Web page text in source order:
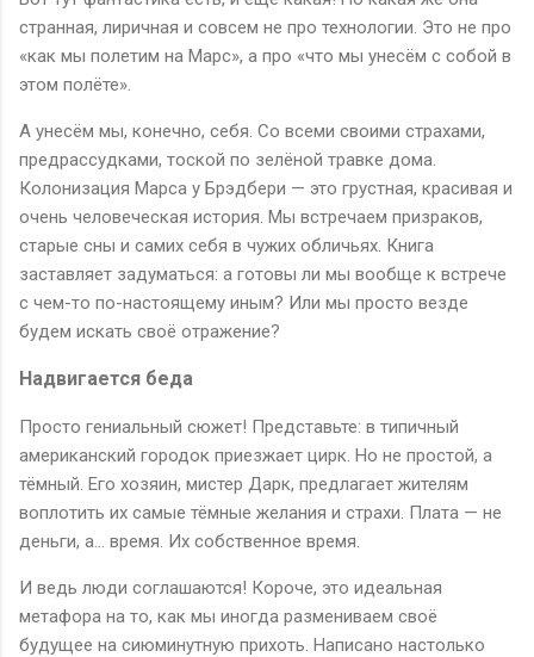
странная, лиричная и совсем не про технологии. Это не про
«как мы полетим на Марс», а про «что мы унесём с собой в
этом полёте».
А унесём мы, конечно, себя. Со всеми своими страхами,
предрассудками, тоской по зелёной травке дома.
Колонизация Марса у Брэдбери — это грустная, красивая и
очень человеческая история. Мы встречаем призраков,
старые сны и самих себя в чужих обличьях. Книга
заставляет задуматься: а готовы ли мы вообще к встрече
с чем-то по-настоящему иным? Или мы просто везде
будем искать своё отражение?
Надвигается беда
Просто гениальный сюжет! Представьте: в типичный
американский городок приезжает цирк. Но не простой, а
тёмный. Его хозяин, мистер Дарк, предлагает жителям
воплотить их самые тёмные желания и страхи. Плата — не
деньги, а... время. Их собственное время.
И ведь люди соглашаются! Короче, это идеальная
метафора на то, как мы иногда размениваем своё
будущее на сиюминутную прихоть. Написано настолько